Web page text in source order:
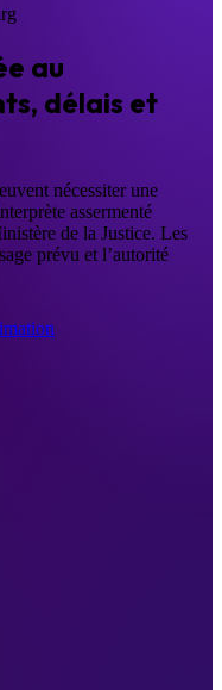
au
délais et
nécessiter une
assermenté
de la Justice. Les
prévu et l’autorité